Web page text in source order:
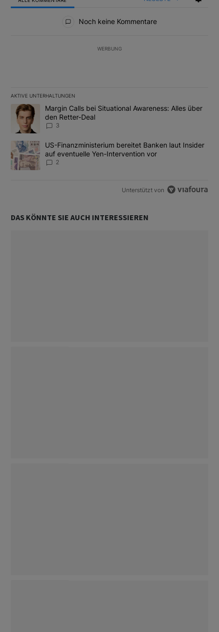
Noch keine Kommentare
WERBUNG
AKTIVE UNTERHALTUNGEN
Das Folgende ist eine Liste der am meisten kommentierten
Ein Trendartikel mit dem Titel "Margin Calls bei Situational
Margin Calls bei Situational Awareness: Alles über
den Retter-Deal
3
Ein Trendartikel mit dem Titel "US-Finanzministerium bereitet
US-Finanzministerium bereitet Banken laut Insider
auf eventuelle Yen-Intervention vor
2
Unterstützt von
DAS KÖNNTE SIE AUCH INTERESSIEREN